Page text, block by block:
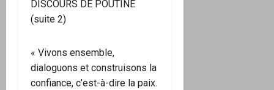
DISCOURS DE POUTINE
(suite 2)
« Vivons ensemble,
dialoguons et construisons la
confiance, c’est-à-dire la paix.